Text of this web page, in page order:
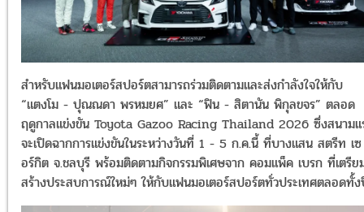
สำหรับแฟนมอเตอร์สปอร์ตสามารถร่วมติดตามและส่งกำลังใจให้กับ
“แตงโม - ปุณณดา พรหมยศ” และ “ฟิน - สิตานัน พิกุลขจร” ตลอด
ฤดูกาลแข่งขัน Toyota Gazoo Racing Thailand 2026 ซึ่งสนามแ
จะเปิดฉากการแข่งขันในระหว่างวันที่ 1 - 5 ก.ค.นี้ ที่บางแสน สตรีท เซ
อร์กิต จ.ชลบุรี พร้อมติดตามกิจกรรมพิเศษจาก คอมแพ็ค เบรก ที่เตรีย
สร้างประสบการณ์ใหม่ๆ ให้กับแฟนมอเตอร์สปอร์ตทั่วประเทศตลอดทั้